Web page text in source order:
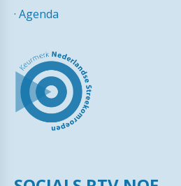
· Agenda